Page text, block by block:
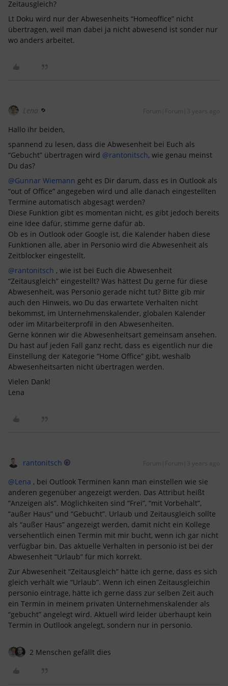
Zeitausgleich?
Lt Doku wird nur der Abwesenheits “Homeoffice” nicht
übertragen, weil man dabei ja nicht abwesend ist sonder nur
wo anders arbeitet.
Lena Forum|Forum|3 years ago
Hallo ihr beiden,
spannend zu lesen, dass die Abwesenheit bei Euch als
“Gebucht” übertragen wird @rantonitsch, wie genau meinst
Du das?
@Gunnar Wiemann geht es Dir darum, dass es in Outlook als
“out of Office” angegeben wird und alle danach eingestellten
Termine automatisch abgesagt werden?
Diese Funktion gibt es momentan nicht, es gibt jedoch bereits
eine Idee dafür, stimme gerne dafür ab.
Ob es in Outlook oder Google ist, die Kalender haben diese
Funktionen alle, aber in Personio wird die Abwesenheit als
Zeitblocker eingestellt.
@rantonitsch , wie ist bei Euch die Abwesenheit
“Zeitausgleich” eingestellt? Was hättest Du gerne für diese
Abwesenheit, was Personio gerade nicht tut? Bitte gib mir
auch den Hinweis, wo Du das erwartete Verhalten nicht
bekommst, im Unternehmenskalender, globalen Kalender
oder im Mitarbeiterprofil in den Abwesenheiten.
Gerne können wir die Abwesenheitsart gemeinsam ansehen.
Du hast auf jeden Fall ganz recht, dass es eigentlich nur die
Einstellung der Kategorie “Home Office” gibt, weshalb
Abwesenheitsarten nicht übertragen werden.
Vielen Dank!
Lena
rantonitsch Forum|Forum|3 years ago
@Lena , bei Outlook Terminen kann man einstellen wie sie
anderen gegenüber angezeigt werden. Das Attribut heißt
“Anzeigen als”. Möglichkeiten sind “Frei”, “mit Vorbehalt”,
“außer Haus” und “Gebucht”. Urlaub und Zeitausgleich sollte
als “außer Haus” angezeigt werden, damit nicht ein Kollege
versehentlich einen Termin mit mir bucht, wenn ich gar nicht
verfügbar bin. Das aktuelle Verhalten in personio ist bei der
Abwesenheit “Urlaub” für mich korrekt.
Zur Abwesenheit “Zeitausgleich” hätte ich gerne, dass es sich
gleich verhält wie “Urlaub”. Wenn ich einen Zeitausgleichin
personio eintrage, hätte ich gerne dass zur selben Zeit auch
ein Termin in meinem privaten Unternehmenskalender als
“gebucht” angelegt wird. Aktuell wird leider überhaupt kein
Termin in Outllook angelegt, sondern nur in personio.
2 Menschen gefällt dies